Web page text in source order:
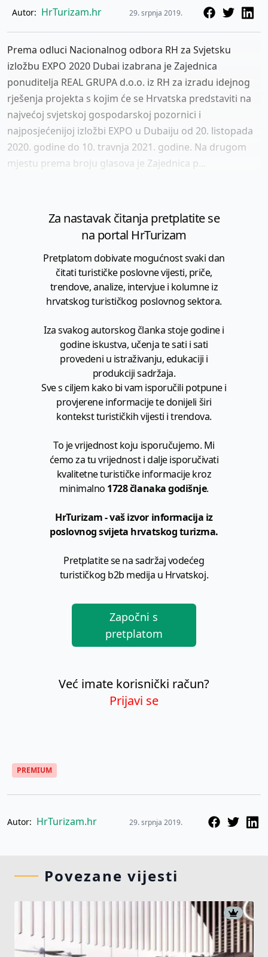
Autor: HrTurizam.hr 29. srpnja 2019.
Prema odluci Nacionalnog odbora RH za Svjetsku
izložbu EXPO 2020 Dubai izabrana je Zajednica
ponuditelja REAL GRUPA d.o.o. iz RH za izradu idejnog
rješenja projekta s kojim će se Hrvatska predstaviti na
najvećoj svjetskoj gospodarskoj pozornici i
najposjećenijoj izložbi EXPO u Dubaiju od 20. listopada
2020. godine do 10. travnja 2021. godine. Na drugom
mjestu prema broju glasova je Zajednica p...
Za nastavak čitanja pretplatite se
na portal HrTurizam
Pretplatom dobivate mogućnost svaki dan
čitati turističke poslovne vijesti, priče,
trendove, analize, intervjue i kolumne iz
hrvatskog turističkog poslovnog sektora.
Iza svakog autorskog članka stoje godine i
godine iskustva, učenja te sati i sati
provedeni u istraživanju, edukaciji i
produkciji sadržaja.
Sve s ciljem kako bi vam isporučili potpune i
provjerene informacije te donijeli širi
kontekst turističkih vijesti i trendova.
To je vrijednost koju isporučujemo. Mi
ćemo za tu vrijednost i dalje isporučivati
kvalitetne turističke informacije kroz
minimalno 1728 članaka godišnje.
HrTurizam - vaš izvor informacija iz
poslovnog svijeta hrvatskog turizma.
Pretplatite se na sadržaj vodećeg
turističkog b2b medija u Hrvatskoj.
Započni s
pretplatom
Već imate korisnički račun?
Prijavi se
PREMIUM
Autor: HrTurizam.hr 29. srpnja 2019.
Povezane vijesti